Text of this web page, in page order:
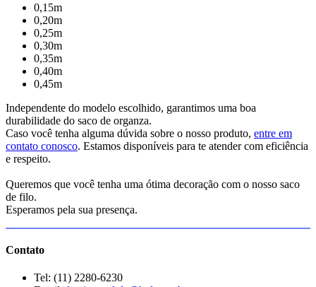
0,15m
0,20m
0,25m
0,30m
0,35m
0,40m
0,45m
Independente do modelo escolhido, garantimos uma boa
durabilidade do saco de organza.
Caso você tenha alguma dúvida sobre o nosso produto, entre em
contato conosco. Estamos disponíveis para te atender com eficiência
e respeito.
Queremos que você tenha uma ótima decoração com o nosso saco
de filo.
Esperamos pela sua presença.
Contato
Tel: (11) 2280-6230